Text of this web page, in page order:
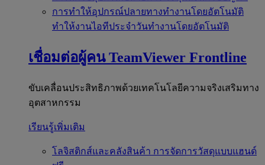
การทำให้อุปกรณ์ปลายทางทำงานโดยอัตโนมัติ
ทำให้งานไอทีประจำวันทำงานโดยอัตโนมัติ
เชื่อมต่อผู้คน TeamViewer Frontline
ขับเคลื่อนประสิทธิภาพด้วยเทคโนโลยีความจริงเสริมทาง
อุตสาหกรรม
เรียนรู้เพิ่มเติม
โลจิสติกส์และคลังสินค้า การจัดการวัสดุแบบแฮนด์